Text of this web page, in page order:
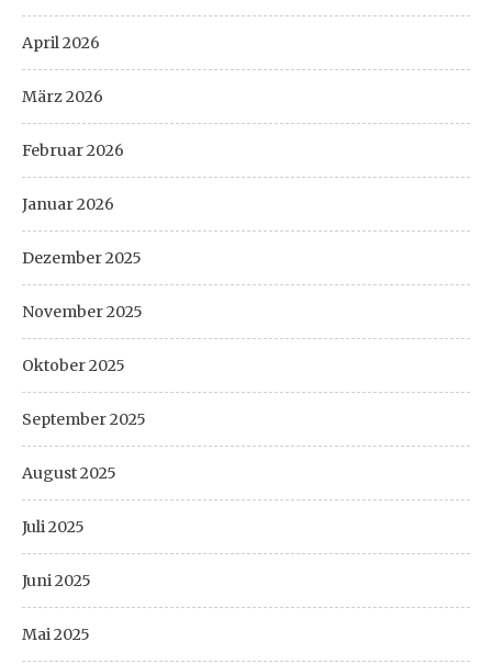
April 2026
März 2026
Februar 2026
Januar 2026
Dezember 2025
November 2025
Oktober 2025
September 2025
August 2025
Juli 2025
Juni 2025
Mai 2025